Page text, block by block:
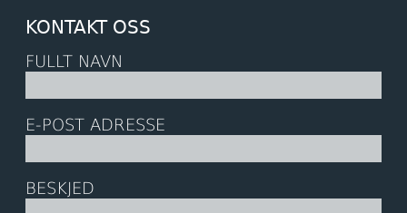
KONTAKT OSS
FULLT NAVN
E-POST ADRESSE
BESKJED